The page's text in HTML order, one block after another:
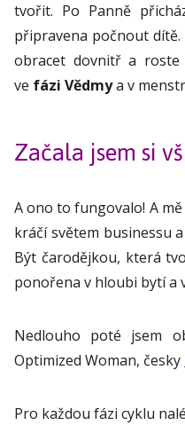
tvořit. Po Panně
připravena počnout dítě.
obracet dovnitř a roste
ve fázi Vědmya v
Začala jsem si
A ono to fungovalo! A
kráčí světem businessu
Být čarodějkou, která
ponořena v hloubi bytí a
Nedlouho poté jsem
Optimized Woman, česky
Pro každou fázi cyklu